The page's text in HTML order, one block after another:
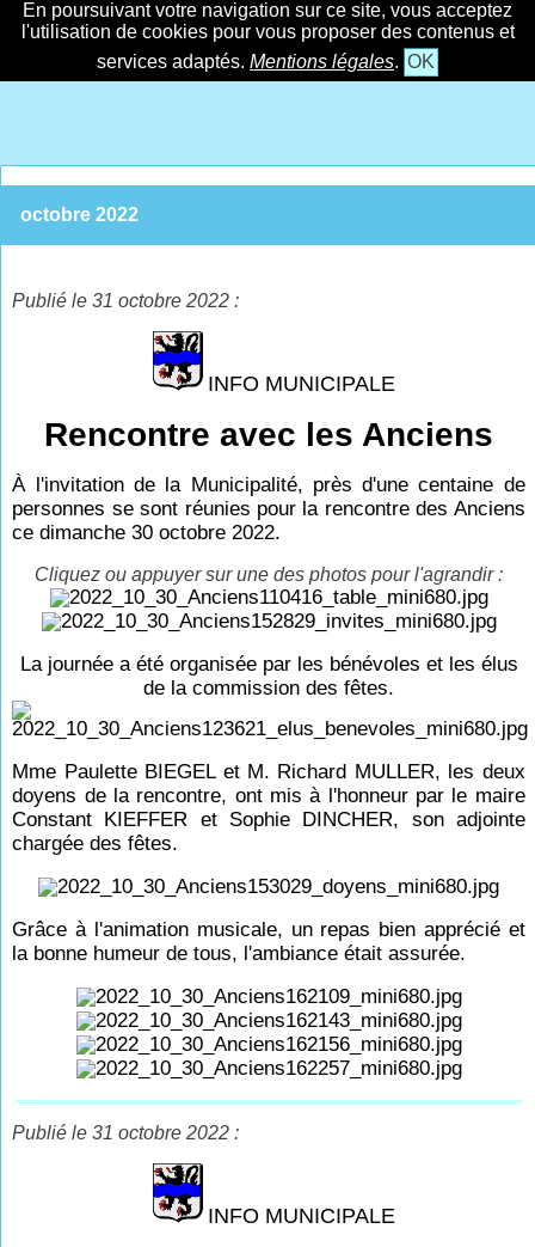
En poursuivant votre navigation sur ce site, vous acceptez
l'utilisation de cookies pour vous proposer des contenus et
services adaptés. Mentions légales. OK
octobre 2022
Publié le 31 octobre 2022 :
INFO MUNICIPALE
Rencontre avec les Anciens
À l'invitation de la Municipalité, près d'une centaine de
personnes se sont réunies pour la rencontre des Anciens
ce dimanche 30 octobre 2022.
Cliquez ou appuyer sur une des photos pour l'agrandir :
La journée a été organisée par les bénévoles et les élus
de la commission des fêtes.
Mme Paulette BIEGEL et M. Richard MULLER, les deux
doyens de la rencontre, ont mis à l'honneur par le maire
Constant KIEFFER et Sophie DINCHER, son adjointe
chargée des fêtes.
Grâce à l'animation musicale, un repas bien apprécié et
la bonne humeur de tous, l'ambiance était assurée.
Publié le 31 octobre 2022 :
INFO MUNICIPALE